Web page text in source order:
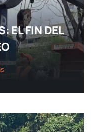
EL FIN DEL